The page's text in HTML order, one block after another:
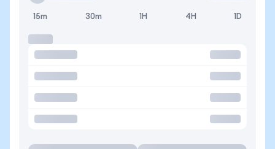
15m 30m 1H 4H 1D